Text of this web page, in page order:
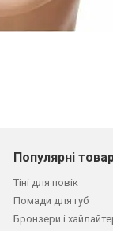
Популярні
Тіні для повік
Помади для губ
Бронзери і